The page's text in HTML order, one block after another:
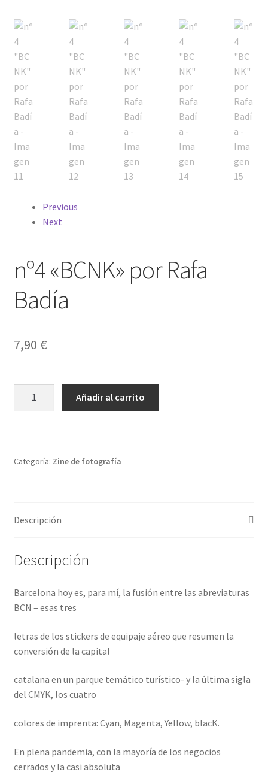
Previous
Next
nº4 «BCNK» por Rafa
Badía
7,90 €
cantidad
Añadir al carrito
Categoría: Zine de fotografía
Descripción
Descripción
Barcelona hoy es, para mí, la fusión entre las abreviaturas
BCN – esas tres
letras de los stickers de equipaje aéreo que resumen la
conversión de la capital
catalana en un parque temático turístico- y la última sigla
del CMYK, los cuatro
colores de imprenta: Cyan, Magenta, Yellow, blacK.
En plena pandemia, con la mayoría de los negocios
cerrados y la casi absoluta